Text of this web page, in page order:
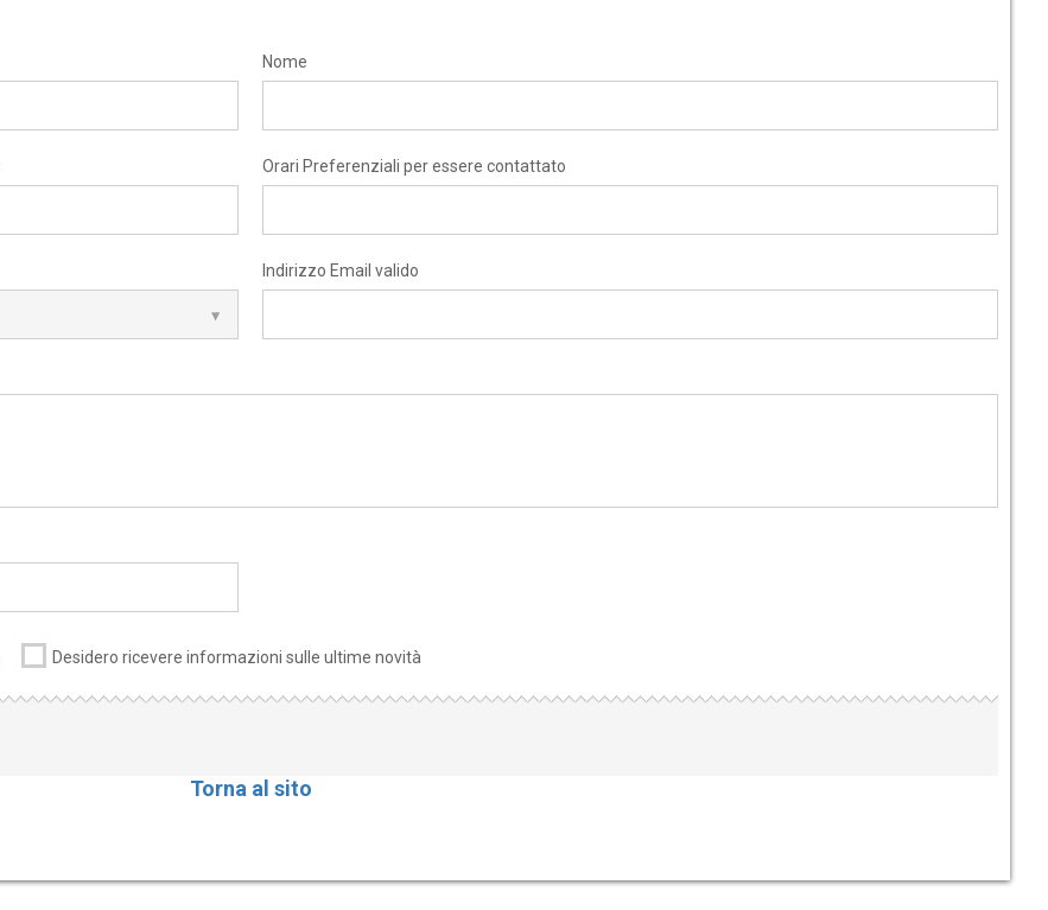
Nome
Orari Preferenziali per essere contattato
Indirizzo Email valido
Desidero ricevere informazioni sulle ultime novità
Torna al sito